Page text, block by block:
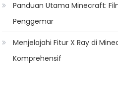
Panduan Utama Minecraft:
Penggemar
Menjelajahi Fitur X Ray di
Komprehensif